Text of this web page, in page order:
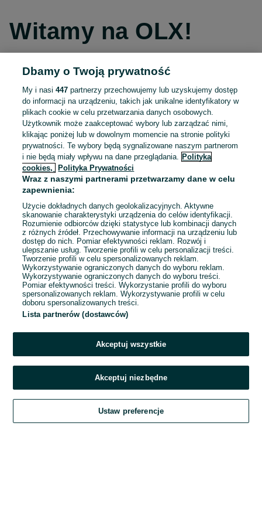
Witamy na OLX!
Kontynuuj przez Facebooka
Kontynuuj przez konto Apple
Kontynuuj przez konto Google
LUB
E-mail
Hasło
Zaloguj się
Kontynuując za pośrednictwem jednego z dostawców wskazanych powyżej,
OLX.pl w jego aktualnym brzmieniu.
Dbamy o Twoją prywatność
My i nasi447 partnerzy przechowujemy lub uzyskujemy dostęp
do informacji na urządzeniu, takich jak unikalne identyfikatory w
plikach cookie w celu przetwarzania danych osobowych.
Użytkownik może zaakceptować wybory lub zarządzać nimi,
klikając poniżej lub w dowolnym momencie na stronie polityki
prywatności. Te wybory będą sygnalizowane naszym partnerom
i nie będą miały wpływu na dane przeglądania.
Polityka
cookies,
Polityka Prywatności
Wraz z naszymi partnerami przetwarzamy dane w celu
zapewnienia:
Użycie dokładnych danych geolokalizacyjnych. Aktywne
skanowanie charakterystyki urządzenia do celów identyfikacji.
Rozumienie odbiorców dzięki statystyce lub kombinacji danych
z różnych źródeł. Przechowywanie informacji na urządzeniu lub
dostęp do nich. Pomiar efektywności reklam. Rozwój i
ulepszanie usług. Tworzenie profili w celu personalizacji treści.
Tworzenie profili w celu spersonalizowanych reklam.
Wykorzystywanie ograniczonych danych do wyboru reklam.
Wykorzystywanie ograniczonych danych do wyboru treści.
Pomiar efektywności treści. Wykorzystanie profili do wyboru
spersonalizowanych reklam. Wykorzystywanie profili w celu
doboru spersonalizowanych treści.
Lista partnerów (dostawców)
Akceptuj wszystkie
Akceptuj niezbędne
Ustaw preferencje